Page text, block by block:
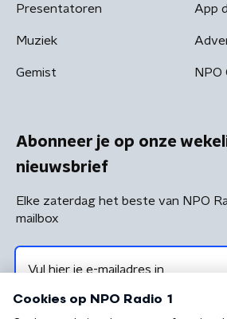
Presentatoren
Muziek
Gemist
App
NPO
Abonneer je op onze
nieuwsbrief
Elke zaterdag het beste van NPO
mailbox